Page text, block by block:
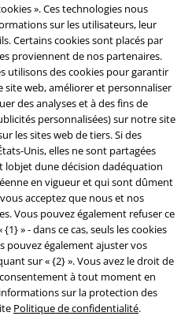
». Ces technologies nous
sur les utilisateurs, leur
Certains cookies sont placés par
proviennent de nos partenaires.
utilisons des cookies pour garantir
site web, améliorer et personnaliser
des analyses et à des fins de
personnalisées) sur notre site
les sites web de tiers. Si des
Unis, elles ne sont partagées
lobjet dune décision dadéquation
en vigueur et qui sont dûment
acceptez que nous et nos
Vous pouvez également refuser ce
» - dans ce cas, seuls les cookies
pouvez également ajuster vos
sur « {2} ». Vous avez le droit de
à tout moment en
sur la protection des
Politique de confidentialité.
de l'environnement